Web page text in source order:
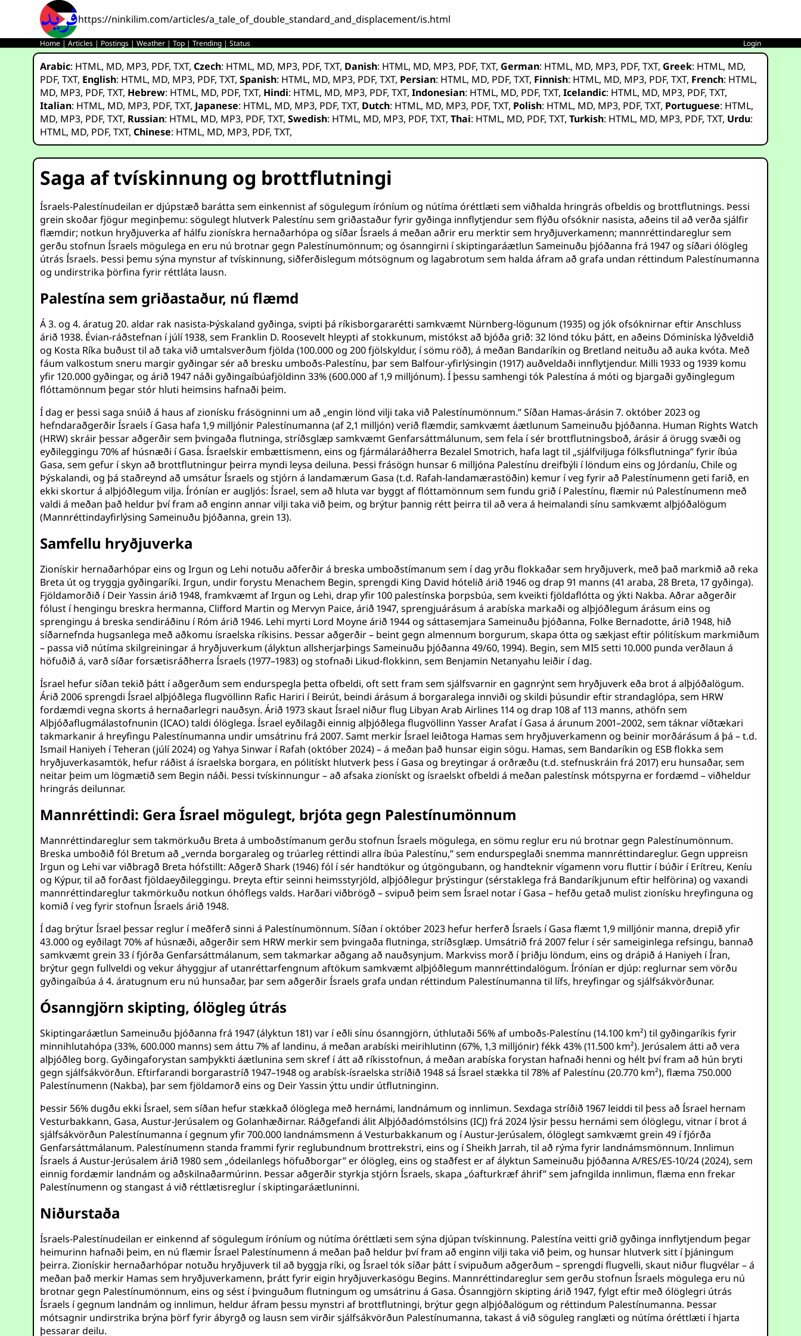
https://ninkilim.com/articles/a_tale_of_double_standard_and_displacement/is.html
Home |Articles | Postings |Weather |Top |Trending |Status Login
Arabic: HTML, MD, MP3, PDF,TXT,Czech: HTML, MD, MP3, PDF,TXT, Danish: HTML, MD, MP3, PDF,TXT, German: HTML, MD, MP3, PDF,TXT, Greek: HTML, MD,
PDF,TXT, English: HTML, MD, MP3, PDF,TXT,Spanish: HTML, MD, MP3, PDF,TXT, Persian: HTML, MD, PDF,TXT, Finnish: HTML, MD, MP3, PDF,TXT, French: HTML,
MD, MP3, PDF,TXT, Hebrew: HTML, MD, PDF,TXT, Hindi: HTML, MD, MP3, PDF,TXT,Indonesian: HTML, MD, PDF,TXT,Icelandic: HTML, MD, MP3, PDF,TXT,
Italian: HTML, MD, MP3, PDF,TXT, Japanese: HTML, MD, MP3, PDF,TXT, Dutch: HTML, MD, MP3, PDF,TXT, Polish: HTML, MD, MP3, PDF,TXT, Portuguese: HTML,
MD, MP3, PDF,TXT, Russian: HTML, MD, MP3, PDF,TXT,Swedish: HTML, MD, MP3, PDF,TXT,Thai: HTML, MD, PDF,TXT,Turkish: HTML, MD, MP3, PDF,TXT, Urdu:
HTML, MD, PDF,TXT,Chinese: HTML, MD, MP3, PDF,TXT,
Saga af tvískinnung og brottflutningi
Ísraels-Palestínudeilan er djúpstæð barátta sem einkennist af sögulegum íróníum og nútíma óréttlæti sem viðhalda hringrás ofbeldis og brottflutnings. Þessi
grein skoðar fjögur meginþemu: sögulegt hlutverk Palestínu sem griðastaður fyrir gyðinga innflytjendur sem flýðu ofsóknir nasista, aðeins til að verða sjálfir
flæmdir; notkun hryðjuverka af hálfu zionískra hernaðarhópa og síðar Ísraels á meðan aðrir eru merktir sem hryðjuverkamenn; mannréttindareglur sem
gerðu stofnun Ísraels mögulega en eru nú brotnar gegn Palestínumönnum; og ósanngirni í skiptingaráætlun Sameinuðu þjóðanna frá 1947 og síðari ólögleg
útrás Ísraels. Þessi þemu sýna mynstur af tvískinnung, siðferðislegum mótsögnum og lagabrotum sem halda áfram að grafa undan réttindum Palestínumanna
og undirstrika þörfina fyrir réttláta lausn.
Palestína sem griðastaður, nú flæmd
Á 3. og 4. áratug 20. aldar rak nasista-Þýskaland gyðinga, svipti þá ríkisborgararétti samkvæmt Nürnberg-lögunum (1935) og jók ofsóknirnar eftir Anschluss
árið 1938. Évian-ráðstefnan í júlí 1938, sem Franklin D. Roosevelt hleypti af stokkunum, mistókst að bjóða grið: 32 lönd tóku þátt, en aðeins Dóminíska lýðveldið
og Kosta Ríka buðust til að taka við umtalsverðum fjölda (100.000 og 200 fjölskyldur, í sömu röð), á meðan Bandaríkin og Bretland neituðu að auka kvóta. Með
fáum valkostum sneru margir gyðingar sér að bresku umboðs-Palestínu, þar sem Balfour-yfirlýsingin (1917) auðveldaði innflytjendur. Milli 1933 og 1939 komu
yfir 120.000 gyðingar, og árið 1947 náði gyðingaíbúafjöldinn 33% (600.000 af 1,9 milljónum). Í þessu samhengi tók Palestína á móti og bjargaði gyðinglegum
flóttamönnum þegar stór hluti heimsins hafnaði þeim.
Í dag er þessi saga snúið á haus af zionísku frásögninni um að „engin lönd vilji taka við Palestínumönnum.” Síðan Hamas-árásin 7. október 2023 og
hefndaraðgerðir Ísraels í Gasa hafa 1,9 milljónir Palestínumanna (af 2,1 milljón) verið flæmdir, samkvæmt áætlunum Sameinuðu þjóðanna. Human Rights Watch
(HRW) skráir þessar aðgerðir sem þvingaða flutninga, stríðsglæp samkvæmt Genfarsáttmálunum, sem fela í sér brottflutningsboð, árásir á örugg svæði og
eyðileggingu 70% af húsnæði í Gasa. Ísraelskir embættismenn, eins og fjármálaráðherra Bezalel Smotrich, hafa lagt til „sjálfviljuga fólksflutninga” fyrir íbúa
Gasa, sem gefur í skyn að brottflutningur þeirra myndi leysa deiluna. Þessi frásögn hunsar 6 milljóna Palestínu dreifbýli í löndum eins og Jórdaníu, Chile og
Þýskalandi, og þá staðreynd að umsátur Ísraels og stjórn á landamærum Gasa (t.d. Rafah-landamærastöðin) kemur í veg fyrir að Palestínumenn geti farið, en
ekki skortur á alþjóðlegum vilja. Írónían er augljós: Ísrael, sem að hluta var byggt af flóttamönnum sem fundu grið í Palestínu, flæmir nú Palestínumenn með
valdi á meðan það heldur því fram að enginn annar vilji taka við þeim, og brýtur þannig rétt þeirra til að vera á heimalandi sínu samkvæmt alþjóðalögum
(Mannréttindayfirlýsing Sameinuðu þjóðanna, grein 13).
Samfellu hryðjuverka
Zionískir hernaðarhópar eins og Irgun og Lehi notuðu aðferðir á breska umboðstímanum sem í dag yrðu flokkaðar sem hryðjuverk, með það markmið að reka
Breta út og tryggja gyðingaríki. Irgun, undir forystu Menachem Begin, sprengdi King David hótelið árið 1946 og drap 91 manns (41 araba, 28 Breta, 17 gyðinga).
Fjöldamorðið í Deir Yassin árið 1948, framkvæmt af Irgun og Lehi, drap yfir 100 palestínska þorpsbúa, sem kveikti fjöldaflótta og ýkti Nakba. Aðrar aðgerðir
fólust í hengingu breskra hermanna, Clifford Martin og Mervyn Paice, árið 1947, sprengjuárásum á arabíska markaði og alþjóðlegum árásum eins og
sprengingu á breska sendiráðinu í Róm árið 1946. Lehi myrti Lord Moyne árið 1944 og sáttasemjara Sameinuðu þjóðanna, Folke Bernadotte, árið 1948, hið
síðarnefnda hugsanlega með aðkomu ísraelska ríkisins. Þessar aðgerðir – beint gegn almennum borgurum, skapa ótta og sækjast eftir pólitískum markmiðum
– passa við nútíma skilgreiningar á hryðjuverkum (ályktun allsherjarþings Sameinuðu þjóðanna 49/60, 1994). Begin, sem MI5 setti 10.000 punda verðlaun á
höfuðið á, varð síðar forsætisráðherra Ísraels (1977–1983) og stofnaði Likud-flokkinn, sem Benjamin Netanyahu leiðir í dag.
Ísrael hefur síðan tekið þátt í aðgerðum sem endurspegla þetta ofbeldi, oft sett fram sem sjálfsvarnir en gagnrýnt sem hryðjuverk eða brot á alþjóðalögum.
Árið 2006 sprengdi Ísrael alþjóðlega flugvöllinn Rafic Hariri í Beirút, beindi árásum á borgaralega innviði og skildi þúsundir eftir strandaglópa, sem HRW
fordæmdi vegna skorts á hernaðarlegri nauðsyn. Árið 1973 skaut Ísrael niður flug Libyan Arab Airlines 114 og drap 108 af 113 manns, athöfn sem
Alþjóðaflugmálastofnunin (ICAO) taldi ólöglega. Ísrael eyðilagði einnig alþjóðlega flugvöllinn Yasser Arafat í Gasa á árunum 2001–2002, sem táknar víðtækari
takmarkanir á hreyfingu Palestínumanna undir umsátrinu frá 2007. Samt merkir Ísrael leiðtoga Hamas sem hryðjuverkamenn og beinir morðárásum á þá – t.d.
Ismail Haniyeh í Teheran (júlí 2024) og Yahya Sinwar í Rafah (október 2024) – á meðan það hunsar eigin sögu. Hamas, sem Bandaríkin og ESB flokka sem
hryðjuverkasamtök, hefur ráðist á ísraelska borgara, en pólitískt hlutverk þess í Gasa og breytingar á orðræðu (t.d. stefnuskráin frá 2017) eru hunsaðar, sem
neitar þeim um lögmætið sem Begin náði. Þessi tvískinnungur – að afsaka zionískt og ísraelskt ofbeldi á meðan palestínsk mótspyrna er fordæmd – viðheldur
hringrás deilunnar.
Mannréttindi: Gera Ísrael mögulegt, brjóta gegn Palestínumönnum
Mannréttindareglur sem takmörkuðu Breta á umboðstímanum gerðu stofnun Ísraels mögulega, en sömu reglur eru nú brotnar gegn Palestínumönnum.
Breska umboðið fól Bretum að „vernda borgaraleg og trúarleg réttindi allra íbúa Palestínu,” sem endurspeglaði snemma mannréttindareglur. Gegn uppreisn
Irgun og Lehi var viðbragð Breta hófstillt: Aðgerð Shark (1946) fól í sér handtökur og útgöngubann, og handteknir vígamenn voru fluttir í búðir í Erítreu, Keníu
og Kýpur, til að forðast fjöldaeyðileggingu. Þreyta eftir seinni heimsstyrjöld, alþjóðlegur þrýstingur (sérstaklega frá Bandaríkjunum eftir helförina) og vaxandi
mannréttindareglur takmörkuðu notkun óhóflegs valds. Harðari viðbrögð – svipuð þeim sem Ísrael notar í Gasa – hefðu getað mulist zionísku hreyfinguna og
komið í veg fyrir stofnun Ísraels árið 1948.
Í dag brýtur Ísrael þessar reglur í meðferð sinni á Palestínumönnum. Síðan í október 2023 hefur herferð Ísraels í Gasa flæmt 1,9 milljónir manna, drepið yfir
43.000 og eyðilagt 70% af húsnæði, aðgerðir sem HRW merkir sem þvingaða flutninga, stríðsglæp. Umsátrið frá 2007 felur í sér sameiginlega refsingu, bannað
samkvæmt grein 33 í fjórða Genfarsáttmálanum, sem takmarkar aðgang að nauðsynjum. Markviss morð í þriðju löndum, eins og drápið á Haniyeh í Íran,
brýtur gegn fullveldi og vekur áhyggjur af utanréttarfengnum aftökum samkvæmt alþjóðlegum mannréttindalögum. Írónían er djúp: reglurnar sem vörðu
gyðingaíbúa á 4. áratugnum eru nú hunsaðar, þar sem aðgerðir Ísraels grafa undan réttindum Palestínumanna til lífs, hreyfingar og sjálfsákvörðunar.
Ósanngjörn skipting, ólögleg útrás
Skiptingaráætlun Sameinuðu þjóðanna frá 1947 (ályktun 181) var í eðli sínu ósanngjörn, úthlutaði 56% af umboðs-Palestínu (14.100 km²) til gyðingaríkis fyrir
minnihlutahópa (33%, 600.000 manns) sem áttu 7% af landinu, á meðan arabíski meirihlutinn (67%, 1,3 milljónir) fékk 43% (11.500 km²). Jerúsalem átti að vera
alþjóðleg borg. Gyðingaforystan samþykkti áætlunina sem skref í átt að ríkisstofnun, á meðan arabíska forystan hafnaði henni og hélt því fram að hún bryti
gegn sjálfsákvörðun. Eftirfarandi borgarastríð 1947–1948 og arabísk-ísraelska stríðið 1948 sá Ísrael stækka til 78% af Palestínu (20.770 km²), flæma 750.000
Palestínumenn (Nakba), þar sem fjöldamorð eins og Deir Yassin ýttu undir útflutninginn.
Þessir 56% dugðu ekki Ísrael, sem síðan hefur stækkað ólöglega með hernámi, landnámum og innlimun. Sexdaga stríðið 1967 leiddi til þess að Ísrael hernam
Vesturbakkann, Gasa, Austur-Jerúsalem og Golanhæðirnar. Ráðgefandi álit Alþjóðadómstólsins (ICJ) frá 2024 lýsir þessu hernámi sem ólöglegu, vitnar í brot á
sjálfsákvörðun Palestínumanna í gegnum yfir 700.000 landnámsmenn á Vesturbakkanum og í Austur-Jerúsalem, ólöglegt samkvæmt grein 49 í fjórða
Genfarsáttmálanum. Palestínumenn standa frammi fyrir reglubundnum brottrekstri, eins og í Sheikh Jarrah, til að rýma fyrir landnámsmönnum. Innlimun
Ísraels á Austur-Jerúsalem árið 1980 sem „ódeilanlegs höfuðborgar” er ólögleg, eins og staðfest er af ályktun Sameinuðu þjóðanna A/RES/ES-10/24 (2024), sem
einnig fordæmir landnám og aðskilnaðarmúrinn. Þessar aðgerðir styrkja stjórn Ísraels, skapa „óafturkræf áhrif” sem jafngilda innlimun, flæma enn frekar
Palestínumenn og stangast á við réttlætisreglur í skiptingaráætluninni.
Niðurstaða
Ísraels-Palestínudeilan er einkennd af sögulegum íróníum og nútíma óréttlæti sem sýna djúpan tvískinnung. Palestína veitti grið gyðinga innflytjendum þegar
heimurinn hafnaði þeim, en nú flæmir Ísrael Palestínumenn á meðan það heldur því fram að enginn vilji taka við þeim, og hunsar hlutverk sitt í þjáningum
þeirra. Zionískir hernaðarhópar notuðu hryðjuverk til að byggja ríki, og Ísrael tók síðar þátt í svipuðum aðgerðum – sprengdi flugvelli, skaut niður flugvélar – á
meðan það merkir Hamas sem hryðjuverkamenn, þrátt fyrir eigin hryðjuverkasögu Begins. Mannréttindareglur sem gerðu stofnun Ísraels mögulega eru nú
brotnar gegn Palestínumönnum, eins og sést í þvinguðum flutningum og umsátrinu á Gasa. Ósanngjörn skipting árið 1947, fylgt eftir með ólöglegri útrás
Ísraels í gegnum landnám og innlimun, heldur áfram þessu mynstri af brottflutningi, brýtur gegn alþjóðalögum og réttindum Palestínumanna. Þessar
mótsagnir undirstrika brýna þörf fyrir ábyrgð og lausn sem virðir sjálfsákvörðun Palestínumanna, takast á við söguleg ranglæti og nútíma óréttlæti í hjarta
þessarar deilu.